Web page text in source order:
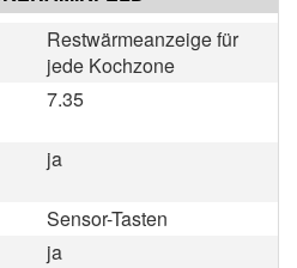
Restwärmeanzeige für
jede Kochzone
7.35
ja
Sensor-Tasten
ja